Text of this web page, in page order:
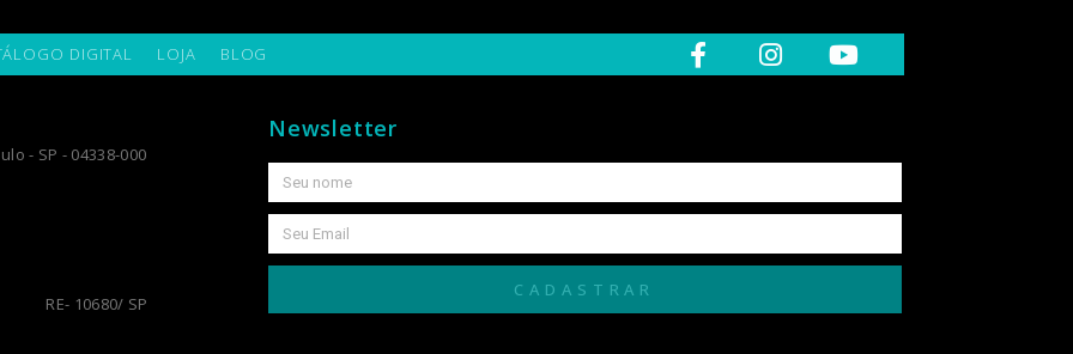
DIGITAL LOJA BLOG
- SP - 04338-000
RE- 10680/ SP
Newsletter
CADASTRAR